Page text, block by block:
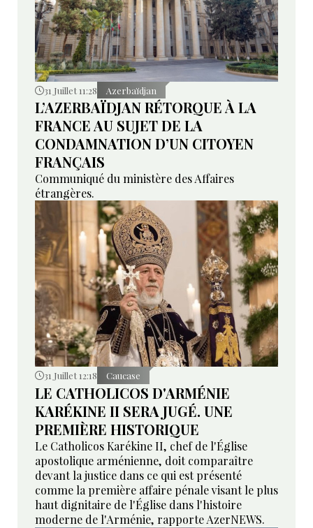
31 Juillet 11:28 Azerbaïdjan
L’AZERBAÏDJAN RÉTORQUE À LA
FRANCE AU SUJET DE LA
CONDAMNATION D’UN CITOYEN
FRANÇAIS
Communiqué du ministère des Affaires
étrangères.
31 Juillet 12:18 Caucase
LE CATHOLICOS D'ARMÉNIE
KARÉKINE II SERA JUGÉ. UNE
PREMIÈRE HISTORIQUE
Le Catholicos Karékine II, chef de l'Église
apostolique arménienne, doit comparaître
devant la justice dans ce qui est présenté
comme la première affaire pénale visant le plus
haut dignitaire de l'Église dans l'histoire
moderne de l'Arménie, rapporte AzerNEWS.